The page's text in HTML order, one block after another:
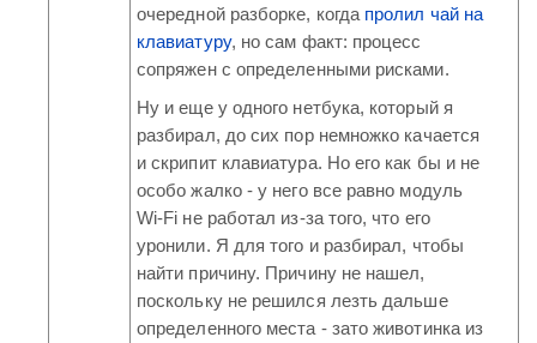
очередной разборке, когда пролил чай на
клавиатуру, но сам факт: процесс
сопряжен с определенными рисками.
Ну и еще у одного нетбука, который я
разбирал, до сих пор немножко качается
и скрипит клавиатура. Но его как бы и не
особо жалко - у него все равно модуль
Wi-Fi не работал из-за того, что его
уронили. Я для того и разбирал, чтобы
найти причину. Причину не нашел,
поскольку не решился лезть дальше
определенного места - зато животинка из